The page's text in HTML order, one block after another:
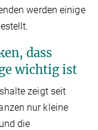
werden einige
dass
wichtig ist
zeigt seit
nur kleine
die